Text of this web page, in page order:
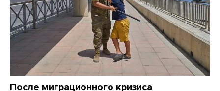
После миграционного кризиса